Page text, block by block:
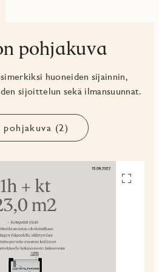
pohjakuva
huoneiden sijainnin,
sijoittelun sekä ilmansuunnat.
pohjakuva (2)
Avaa